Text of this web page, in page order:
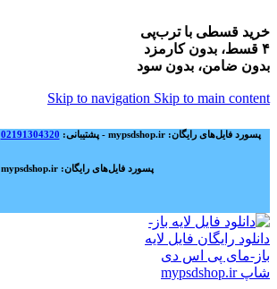
خرید قسطی با ترب‌پی
۴ قسط، بدون کارمزد
بدون ضامن، بدون سود
Skip to navigation Skip to main content
پسورد فایل‌های رایگان: mypsdshop.ir - پشتیبانی: arshiya_ag@yahoo.com 02191304320
پسورد فایل‌های رایگان: mypsdshop.ir